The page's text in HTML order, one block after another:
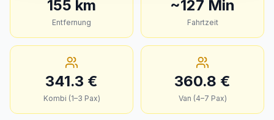
155 km
Entfernung
~127 Min
Fahrtzeit
341.3 €
Kombi (1–3 Pax)
360.8 €
Van (4–7 Pax)